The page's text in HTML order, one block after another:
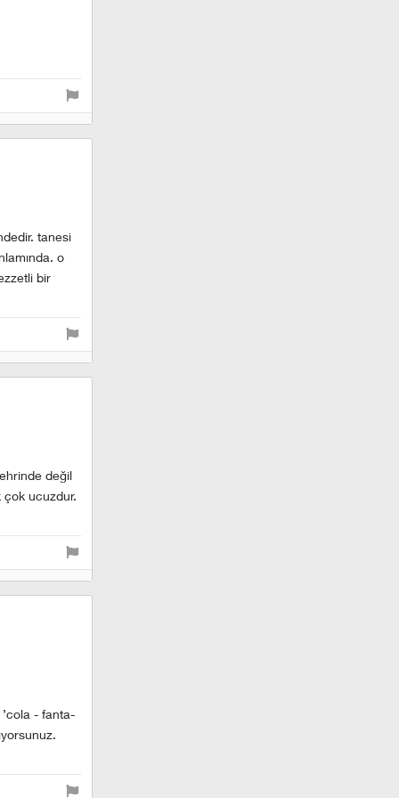
tanesi
o
bir
değil
çok ucuzdur.
’cola - fanta-